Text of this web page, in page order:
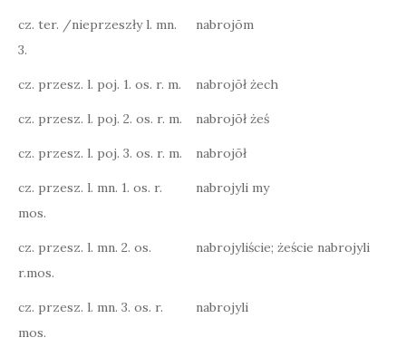
cz. ter. /nieprzeszły l. mn.
3.
nabrojōm
cz. przesz. l. poj. 1. os. r. m. nabrojōł żech
cz. przesz. l. poj. 2. os. r. m. nabrojōł żeś
cz. przesz. l. poj. 3. os. r. m. nabrojōł
cz. przesz. l. mn. 1. os. r.
mos.
nabrojyli my
cz. przesz. l. mn. 2. os.
r.mos.
nabrojyliście; żeście nabrojyli
cz. przesz. l. mn. 3. os. r.
mos.
nabrojyli